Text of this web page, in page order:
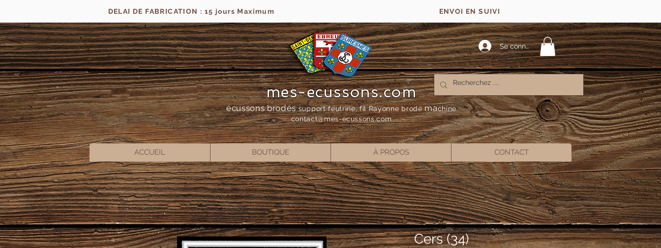
DELAI DE FABRICATION : 15 jours Maximum ENVOI EN SUIVI
Se connecter
mes-ecussons.com
écussons brodés support feutrine, fil Rayonne brodémachine
contact@mes-ecussons.com
ACCUEIL BOUTIQUE À PROPOS CONTACT
Cers (34)